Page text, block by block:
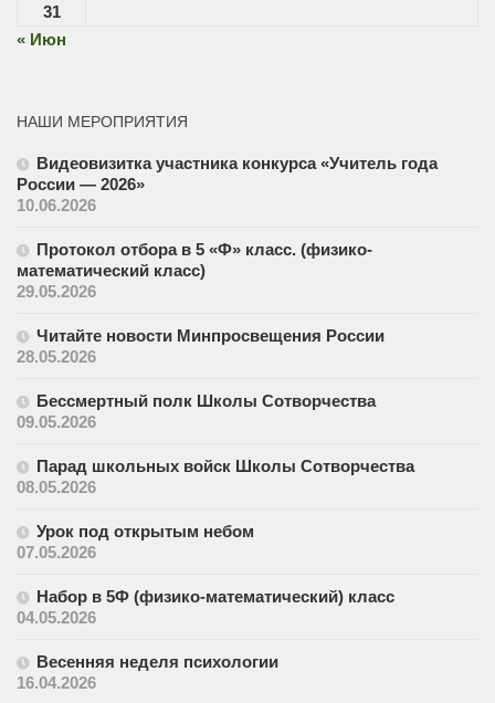
31
« Июн
НАШИ МЕРОПРИЯТИЯ
Видеовизитка участника конкурса «Учитель года
России — 2026»
10.06.2026
Протокол отбора в 5 «Ф» класс. (физико-
математический класс)
29.05.2026
Читайте новости Минпросвещения России
28.05.2026
Бессмертный полк Школы Сотворчества
09.05.2026
Парад школьных войск Школы Сотворчества
08.05.2026
Урок под открытым небом
07.05.2026
Набор в 5Ф (физико-математический) класс
04.05.2026
Весенняя неделя психологии
16.04.2026